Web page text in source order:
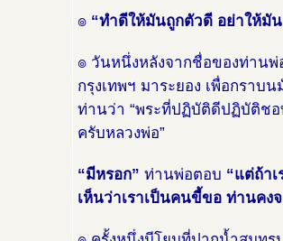
๏ “ทำดีให้มันถูกตัวดี อย่าให้มั
๏ วันหนึ่งหลังจากชื่อของท่าน
กรุงเทพฯ มาระยอง เพื่อกรา
ท่านว่า “พระที่ปฏิบัติดีปฏิบัติชอ
ครับหลวงพ่อ”
“มีหรอก” ท่านพ่อตอบ “แต่ถ้า
เห็นว่าเราเป็นคนขี้ขอ ท่านคง